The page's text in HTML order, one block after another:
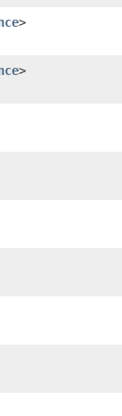
>
>